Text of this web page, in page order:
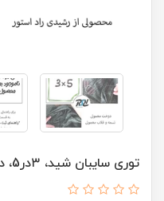
توری سایبان شید، ۳در5، دوخت معمولی، 80درصد